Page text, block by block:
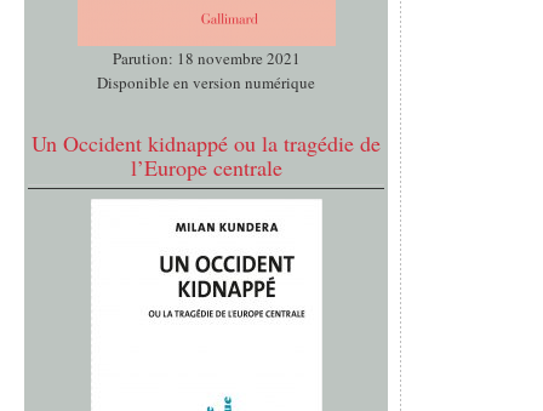
Parution: 18 novembre 2021
Disponible en version numérique
Un Occident kidnappé ou la tragédie de
l’Europe centrale